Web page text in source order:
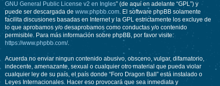
GNU General Public License v2 en Ingles” (de aquí en adelante “GPL”) y
puede ser descargada de www.phpbb.com. El software phpBB solamente
facilita discusiones basadas en Internet y la GPL estrictamente los excluye de
lo que aprobamos y/o desaprobamos como conductas y/o contenido
permisible. Para más información sobre phpBB, por favor visite:
https://www.phpbb.com/.
Acuerda no enviar ningun contenido abusivo, obsceno, vulgar, difamatorio,
indecente, amenazante, sexual o cualquier otro material que pueda violar
cualquier ley de su país, el país donde “Foro Dragon Ball” está instalado o
Leyes Internacionales. Hacer eso provocará que sea inmediata y